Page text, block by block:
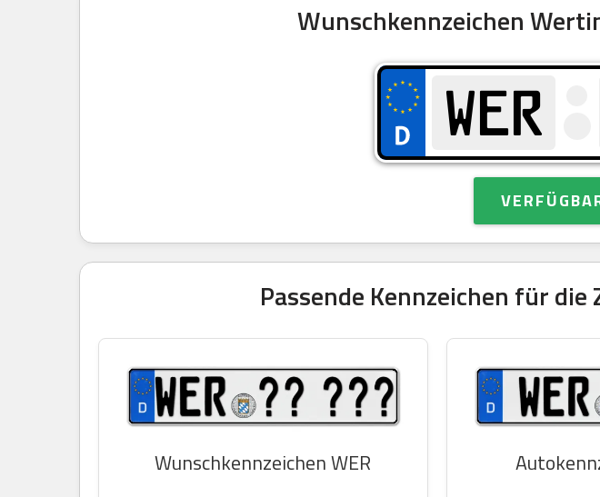
Wunschkennzeichen
Passende Kennzeichen für
Wunschkennzeichen WER